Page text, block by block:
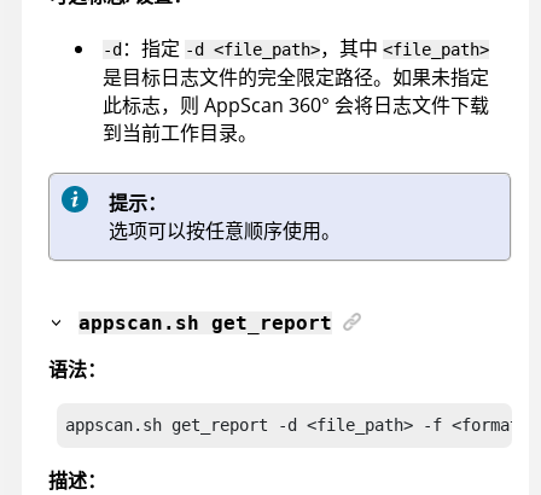
-d：指定 -d <file_path>，其中 <file_path>
是目标日志文件的完全限定路径。如果未指定
此标志，则 AppScan 360° 会将日志文件下载
到当前工作目录。
提示：
选项可以按任意顺序使用。
appscan .sh get_report
语法：
appscan.sh get_report -d <file_path> -f
描述：